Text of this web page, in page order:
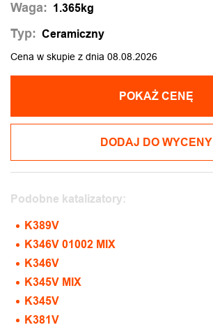
Waga: 1.365kg
Typ: Ceramiczny
Cena w skupie z dnia 08.08.2026
POKAŻ CENĘ
DODAJ DO WYCENY
Podobne katalizatory:
K389V
K346V 01002 MIX
K346V
K345V MIX
K345V
K381V